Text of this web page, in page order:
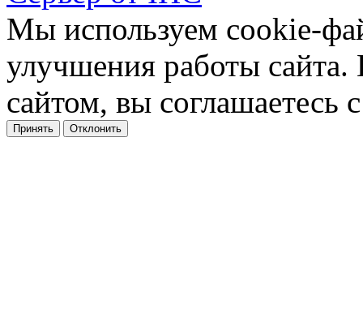
Мы используем cookie-
улучшения работы сайта.
сайтом, вы соглашаетесь
Принять Отклонить